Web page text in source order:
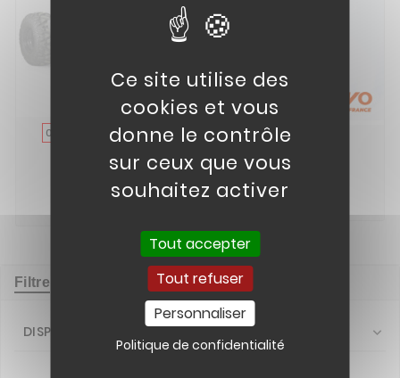
01 KIT DECO KAYO
AT110
29,90 €

02
Pad Cover
2,90 €
Filtrer
DISPONIBILITÉ 
Ce site utilise des
cookies et vous
donne le contrôle
sur ceux que vous
souhaitez activer
Tout accepter
Tout refuser
Personnaliser
Politique de confidentialité